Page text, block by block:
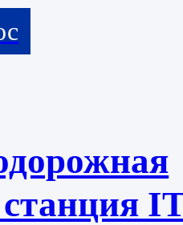
станция